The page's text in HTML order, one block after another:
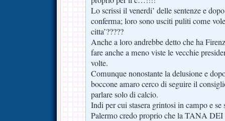
Lo scrissi il venerdi’ delle sentenze e
conferma; loro sono usciti puliti come
citta’?????
Anche a loro andrebbe detto che ha
fare anche a meno viste le vecchie
volte.
Comunque nonostante la delusione e
boccone amaro cerco di seguire il
parlare solo di calcio.
Indi per cui stasera grintosi in campo e
Palermo credo proprio che la TANA